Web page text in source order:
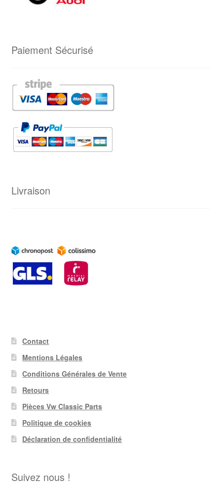
Paiement Sécurisé
Livraison
Contact
Mentions Légales
Conditions Générales de Vente
Retours
Pièces Vw Classic Parts
Politique de cookies
Déclaration de confidentialité
Suivez nous !